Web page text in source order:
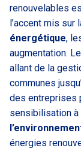
renouvelables
l’accent mis sur
énergétique,
augmentation.
allant de la
communes
des entreprises
sensibilisation à
énergies